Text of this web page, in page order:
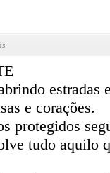
estradas
e corações.
protegidos
tudo aquilo